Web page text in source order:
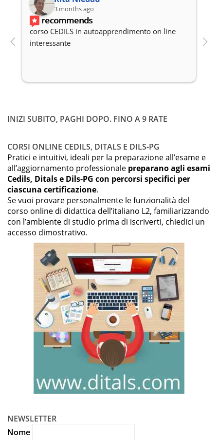
3 months ago
recommends
corso CEDILS in autoapprendimento on line
interessante
INIZI SUBITO, PAGHI DOPO. FINO A 9 RATE
CORSI ONLINE CEDILS, DITALS E DILS-PG
Pratici e intuitivi, ideali per la preparazione all’esame e
all’aggiornamento professionale preparano agli esami
Cedils, Ditals e Dils-PG con percorsi specifici per
ciascuna certificazione.
Se vuoi provare personalmente le funzionalità del
corso online di didattica dell’italiano L2, familiarizzando
con l’ambiente di studio prima di iscriverti, chiedici un
accesso dimostrativo.
NEWSLETTER
Nome